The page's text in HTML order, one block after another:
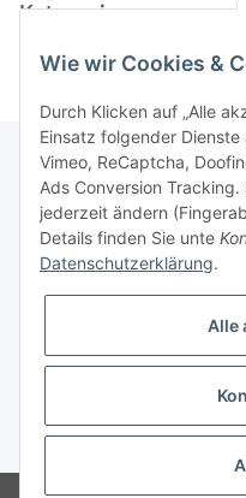
Kategorien
Informationen
Gesetzliche Informationen
* Alle Preise inkl. gesetzlicher USt.,
Wie wir Cookies &
Durch Klicken auf „Alle
Einsatz folgender Dienste
Vimeo, ReCaptcha,
Ads Conversion
jederzeit ändern
Details finden Sie unte
Datenschutzerklärung.
Alle